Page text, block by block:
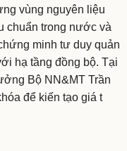
vùng nguyên liệu
chuẩn trong nước và
minh tư duy quản
hạ tầng đồng bộ. Tại
Bộ NN&MT Trần
để kiến tạo giá t